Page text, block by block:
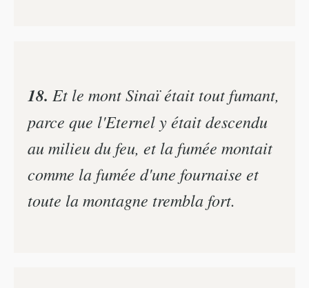
18. Et le mont Sinaï était tout fumant,
parce que l'Eternel y était descendu
au milieu du feu, et la fumée montait
comme la fumée d'une fournaise et
toute la montagne trembla fort.